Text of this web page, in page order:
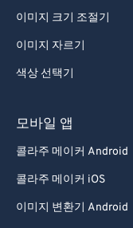
이미지 크기 조절기
이미지 자르기
색상 선택기
모바일 앱
콜라주 메이커 Android
콜라주 메이커 iOS
이미지 변환기 Android